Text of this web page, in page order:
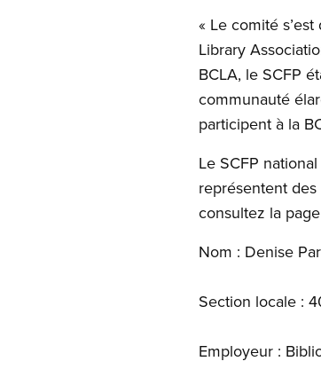
« Le comité
Library
BCLA, le SCFP
communauté
participent à la
Le SCFP
représentent
consultez la
Nom : Denise
Section locale :
Employeur :